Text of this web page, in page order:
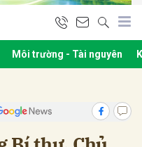
Môi trường - Tài nguyên